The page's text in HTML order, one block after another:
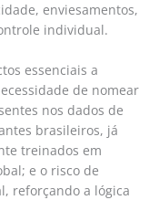
enviesamentos,
individual.
essenciais a
de nomear
nos dados de
brasileiros, já
treinados em
e o risco de
reforçando a lógica